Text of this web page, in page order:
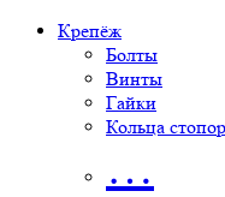
Крепёж
Болты
Винты
Гайки
Кольца
…